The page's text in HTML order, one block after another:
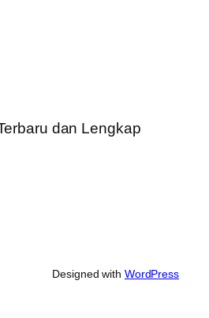
dan Lengkap
Designed with WordPress